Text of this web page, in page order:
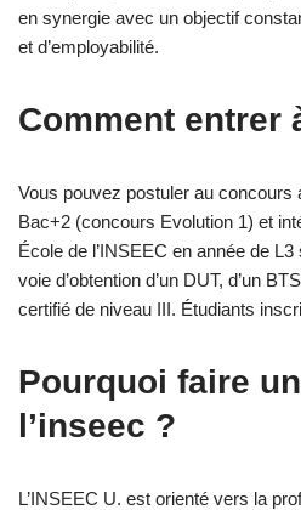
en synergie avec un objectif
et d’employabilité.
Comment entrer
Vous pouvez postuler au concours
Bac+2 (concours Evolution 1) et
École de l’INSEEC en année de
voie d’obtention d’un DUT, d’un
certifié de niveau III. Étudiants
Pourquoi faire
l’inseec ?
L’INSEEC U. est orienté vers la